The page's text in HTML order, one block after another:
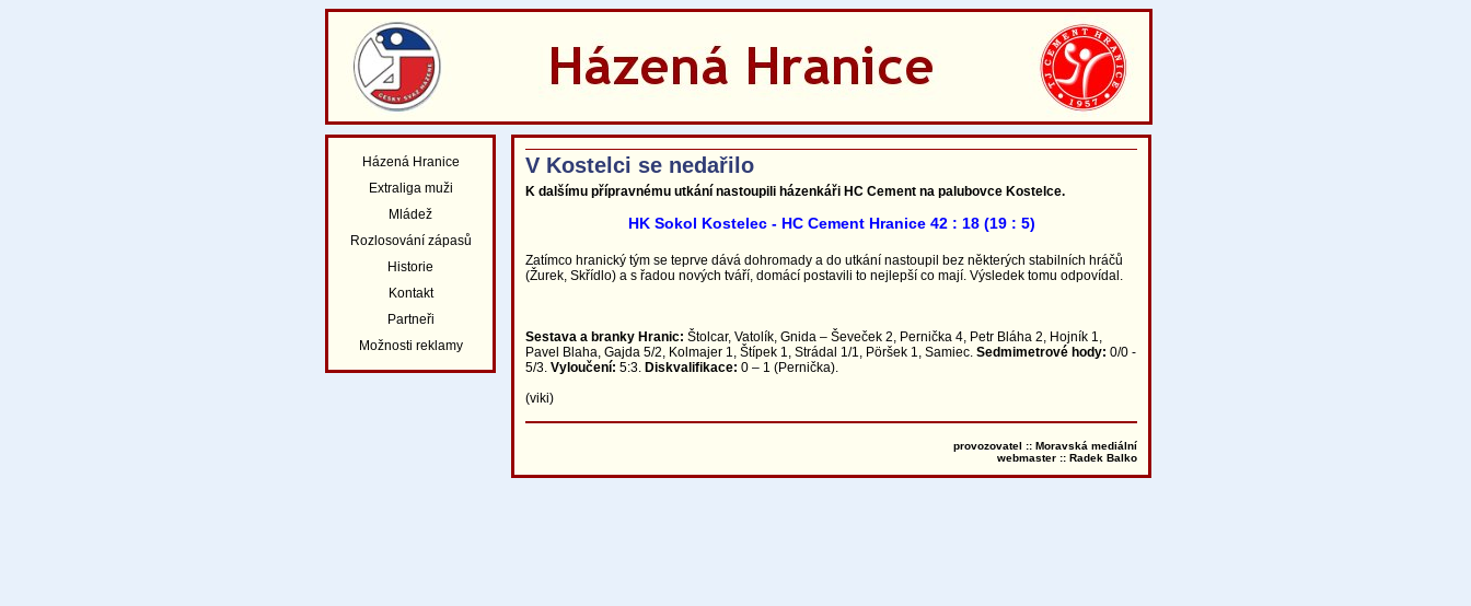
Házená Hranice
Extraliga muži
Mládež
Rozlosování zápasů
Historie
Kontakt
Partneři
Možnosti reklamy
V Kostelci se nedařilo
K dalšímu přípravnému utkání nastoupili házenkáři HC Cement na palubovce Kostelce.
HK Sokol Kostelec - HC Cement Hranice 42 : 18 (19 : 5)
Zatímco hranický tým se teprve dává dohromady a do utkání nastoupil bez některých stabilních hráčů
(Žurek, Skřídlo) a s řadou nových tváří, domácí postavili to nejlepší co mají. Výsledek tomu odpovídal.
Sestava a branky Hranic: Štolcar, Vatolík, Gnida – Ševeček 2, Pernička 4, Petr Bláha 2, Hojník 1,
Pavel Blaha, Gajda 5/2, Kolmajer 1, Štípek 1, Strádal 1/1, Pöršek 1, Samiec. Sedmimetrové hody: 0/0 -
5/3. Vyloučení: 5:3. Diskvalifikace: 0 – 1 (Pernička).
(viki)
provozovatel :: Moravská mediální
webmaster :: Radek Balko